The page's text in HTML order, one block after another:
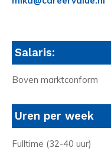
Salaris:
Boven marktconform
Uren per week
Fulltime (32-40 uur)